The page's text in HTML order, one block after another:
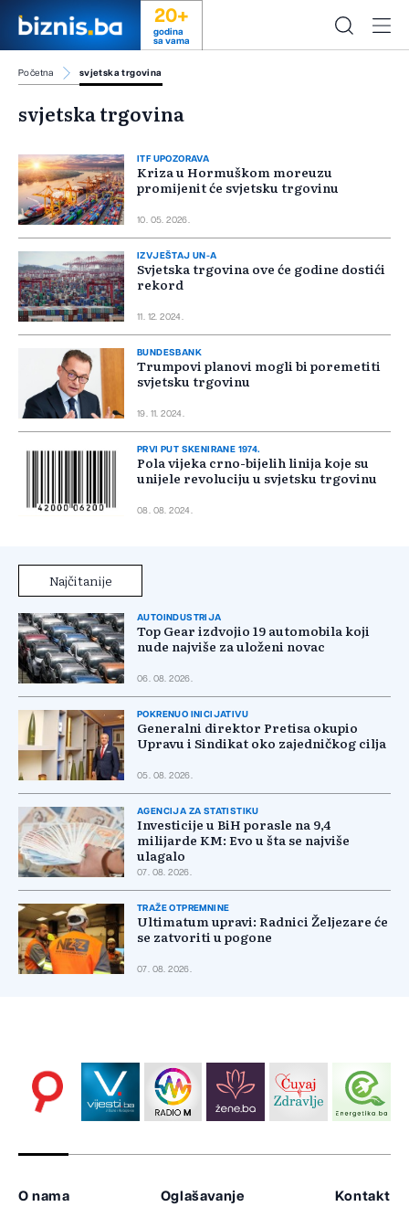
20+
godina
sa vama
Početna svjetska trgovina
svjetska trgovina
ITF UPOZORAVA
Kriza u Hormuškom moreuzu
promijenit će svjetsku trgovinu
10. 05. 2026.
IZVJEŠTAJ UN-A
Svjetska trgovina ove će godine dostići
rekord
11. 12. 2024.
BUNDESBANK
Trumpovi planovi mogli bi poremetiti
svjetsku trgovinu
19. 11. 2024.
PRVI PUT SKENIRANE 1974.
Pola vijeka crno-bijelih linija koje su
unijele revoluciju u svjetsku trgovinu
08. 08. 2024.
Najčitanije
AUTOINDUSTRIJA
Top Gear izdvojio 19 automobila koji
nude najviše za uloženi novac
06. 08. 2026.
POKRENUO INICIJATIVU
Generalni direktor Pretisa okupio
Upravu i Sindikat oko zajedničkog cilja
05. 08. 2026.
AGENCIJA ZA STATISTIKU
Investicije u BiH porasle na 9,4
milijarde KM: Evo u šta se najviše
ulagalo
07. 08. 2026.
TRAŽE OTPREMNINE
Ultimatum upravi: Radnici Željezare će
se zatvoriti u pogone
07. 08. 2026.
O nama Oglašavanje Kontakt